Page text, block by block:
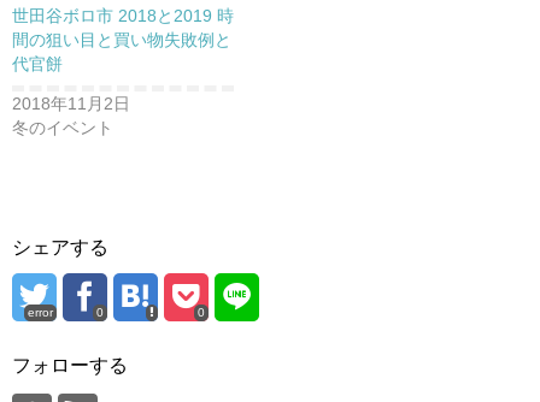
世田谷ボロ市 2018と2019 時
間の狙い目と買い物失敗例と
代官餅
2018年11月2日
冬のイベント
シェアする
error 0 0
フォローする